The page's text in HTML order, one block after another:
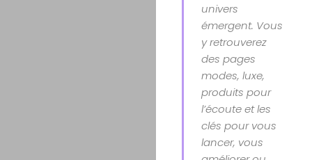
univers
émergent. Vous
y retrouverez
des pages
modes, luxe,
produits pour
l’écoute et les
clés pour vous
lancer, vous